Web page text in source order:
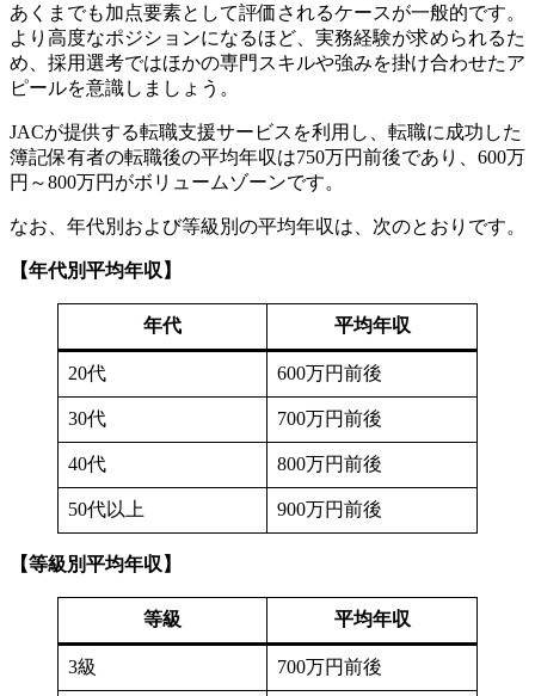
あくまでも加点要素として評価されるケースが一般的です。
より高度なポジションになるほど、実務経験が求められるた
め、採用選考ではほかの専門スキルや強みを掛け合わせたア
ピールを意識しましょう。
JACが提供する転職支援サービスを利用し、転職に成功した
簿記保有者の転職後の平均年収は750万円前後であり、600万
円～800万円がボリュームゾーンです。
なお、年代別および等級別の平均年収は、次のとおりです。
【年代別平均年収】
年代 平均年収
20代 600万円前後
30代 700万円前後
40代 800万円前後
50代以上 900万円前後
【等級別平均年収】
等級 平均年収
3級 700万円前後